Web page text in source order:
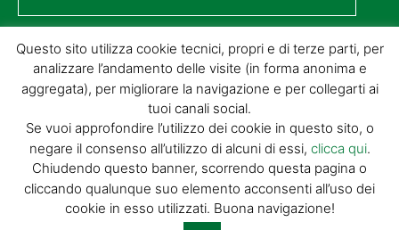
© GIORGIO TESI EDITRICE S.R.L. | P.IVA
01732650476 | VIA DI BADIA 14 – 51100 LOC.
BOTTEGONE (PISTOIA) |POWERED BY
ALLYMIND
Cookie Policy
Condizioni
Questo sito utilizza cookie tecnici, propri e di terze parti, per
analizzare l’andamento delle visite (in forma anonima e
aggregata), per migliorare la navigazione e per collegarti ai
tuoi canali social.
Se vuoi approfondire l’utilizzo dei cookie in questo sito, o
negare il consenso all’utilizzo di alcuni di essi, clicca qui.
Chiudendo questo banner, scorrendo questa pagina o
cliccando qualunque suo elemento acconsenti all’uso dei
cookie in esso utilizzati. Buona navigazione!